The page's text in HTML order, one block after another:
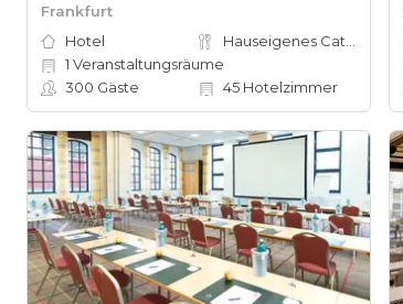
Frankfurt
Hotel
1 Veranstaltungsräume
300 Gäste 45 Hotelzimmer